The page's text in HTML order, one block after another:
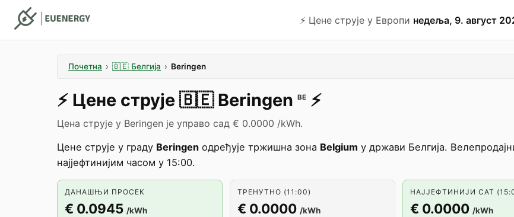
⚡️ Цене струје у Европи недеља, 9. август
Почетна › 🇧🇪 Белгија › Beringen
⚡️ Цене струје 🇧🇪 Beringen BE ⚡️
Цена струје у Beringen је управо сад € 0.0000 /kWh.
Цене струје у граду Beringen одређује тржишна зона Belgium у држави Белгија.
најјефтинијим часом у 15:00.
ДАНАШЊИ ПРОСЕК
€ 0.0945 /kWh
ТРЕНУТНО (11:00)
€ 0.0000 /kWh
НАЈЈЕФТИНИЈИ САТ
€ 0.0000 /kWh